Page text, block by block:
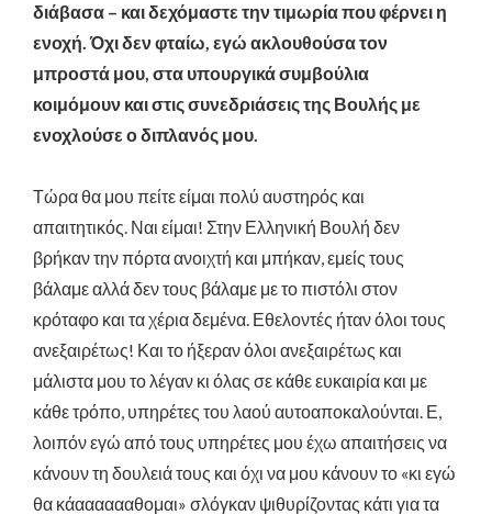
διάβασα – και δεχόμαστε την τιμωρία που φέρνει η
ενοχή. Όχι δεν φταίω, εγώ ακλουθούσα τον
μπροστά μου, στα υπουργικά συμβούλια
κοιμόμουν και στις συνεδριάσεις της Βουλής με
ενοχλούσε ο διπλανός μου.
Τώρα θα μου πείτε είμαι πολύ αυστηρός και
απαιτητικός. Ναι είμαι! Στην Ελληνική Βουλή δεν
βρήκαν την πόρτα ανοιχτή και μπήκαν, εμείς τους
βάλαμε αλλά δεν τους βάλαμε με το πιστόλι στον
κρόταφο και τα χέρια δεμένα. Εθελοντές ήταν όλοι τους
ανεξαιρέτως! Και το ήξεραν όλοι ανεξαιρέτως και
μάλιστα μου το λέγαν κι όλας σε κάθε ευκαιρία και με
κάθε τρόπο, υπηρέτες του λαού αυτοαποκαλούνται. Ε,
λοιπόν εγώ από τους υπηρέτες μου έχω απαιτήσεις να
κάνουν τη δουλειά τους και όχι να μου κάνουν το «κι εγώ
θα κάααααααθομαι» σλόγκαν ψιθυρίζοντας κάτι για τα